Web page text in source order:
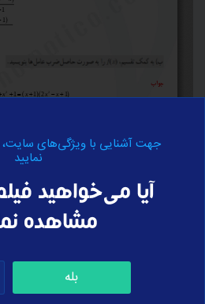
برای ارسال نظر وارد
جهت آشنایی با ویژگی‌های سایت،
نمایید
آیا می‌خواهید
مشاهده
بله